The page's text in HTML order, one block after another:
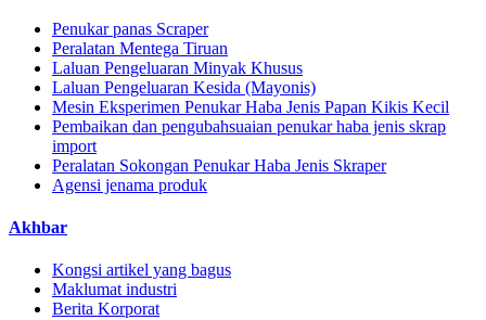
Penukar panas Scraper
Peralatan Mentega Tiruan
Laluan Pengeluaran Minyak Khusus
Laluan Pengeluaran Kesida (Mayonis)
Mesin Eksperimen Penukar Haba Jenis Papan Kikis Kecil
Pembaikan dan pengubahsuaian penukar haba jenis skrap
import
Peralatan Sokongan Penukar Haba Jenis Skraper
Agensi jenama produk
Akhbar
Kongsi artikel yang bagus
Maklumat industri
Berita Korporat